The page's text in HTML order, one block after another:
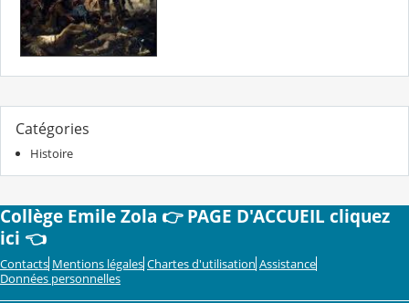
Catégories
Histoire
Collège Emile Zola 👉 PAGE D'ACCUEIL cliquez
ici 👈
Contacts Mentions légales Chartes d'utilisation Assistance
Données personnelles